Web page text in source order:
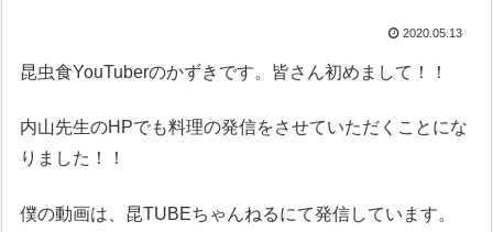
2020.05.13
昆虫食YouTuberのかずきです。皆さん初めまして！！
内山先生のHPでも料理の発信をさせていただくことにな
りました！！
僕の動画は、昆TUBEちゃんねるにて発信しています。